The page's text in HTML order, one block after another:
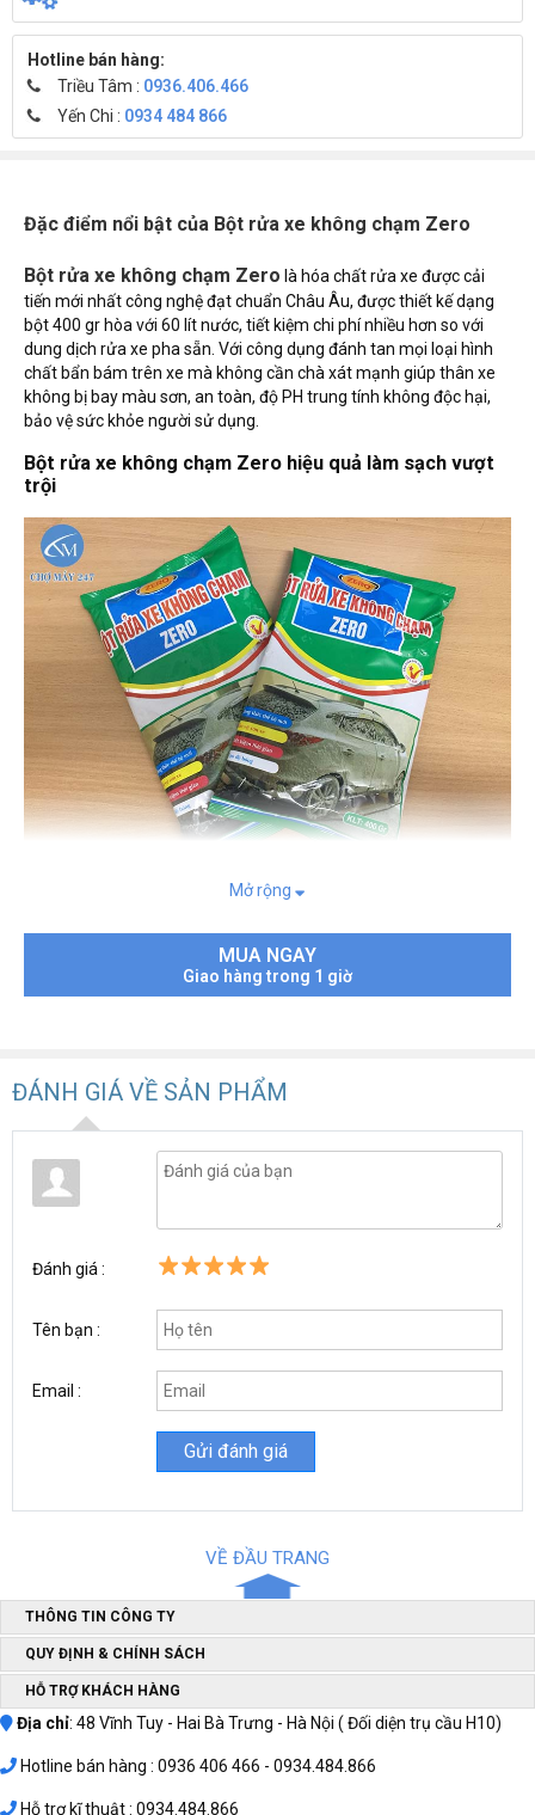
Hotline bán hàng:
Triều Tâm : 0936.406.466
Yến Chi : 0934 484 866
Đặc điểm nổi bật của Bột rửa xe không chạm Zero
Bột rửa xe không chạm Zero là hóa chất rửa xe được cải
tiến mới nhất công nghệ đạt chuẩn Châu Âu, được thiết kế dạng
bột 400 gr hòa với 60 lít nước, tiết kiệm chi phí nhiều hơn so với
dung dịch rửa xe pha sẵn. Với công dụng đánh tan mọi loại hình
chất bẩn bám trên xe mà không cần chà xát mạnh giúp thân xe
không bị bay màu sơn, an toàn, độ PH trung tính không độc hại,
bảo vệ sức khỏe người sử dụng.
Bột rửa xe không chạm Zero hiệu quả làm sạch vượt
trội
sạch các vết bẩn cứng đầu nhất trên thân xe mà không mất
nhiều thời gian chà xát như các loại dung dịch rửa xe thông
thường. Khi sử dụng loại hóa chất này, người dùng chỉ cần pha
mềm vết bẩn, sau đó xịt rửa xe bằng nước sạch là hoàn tất công
đoạn.
Công nghệ rửa xe không chạm là một bước tiến vượt trội, giúp
làm sạch tới 99% mọi vết bẩn cứng đầu cả ở những vị trí khó làm
sạch nhất như gầm xe, bánh xe, la zăng... giúp xe sạch sẽ sáng
Sử dụng bột rửa xe Zerothay thế hoàn toàn các dụng cụ khác đi
kèm như bao tay, dụng cụ chà rửa, khăn lau như phương pháp
rửa xe truyền thống, tiết kiệm thời gian, sức lao động, mang lại
hiệu quả là sạch tuyệt đối, không làm ảnh hưởng đến chất lượng
Tiết kiệm thời gian và chi phí
Mở rộng
MUA NGAY
Giao hàng trong 1 giờ
ĐÁNH GIÁ VỀ SẢN PHẨM
Đánh giá :
Tên bạn :
Email :
VỀ ĐẦU TRANG
THÔNG TIN CÔNG TY
QUY ĐỊNH & CHÍNH SÁCH
HỖ TRỢ KHÁCH HÀNG
Địa chỉ: 48 Vĩnh Tuy - Hai Bà Trưng - Hà Nội ( Đối diện trụ cầu H10)
Hotline bán hàng : 0936 406 466 - 0934.484.866
Hỗ trợ kĩ thuật : 0934.484.866